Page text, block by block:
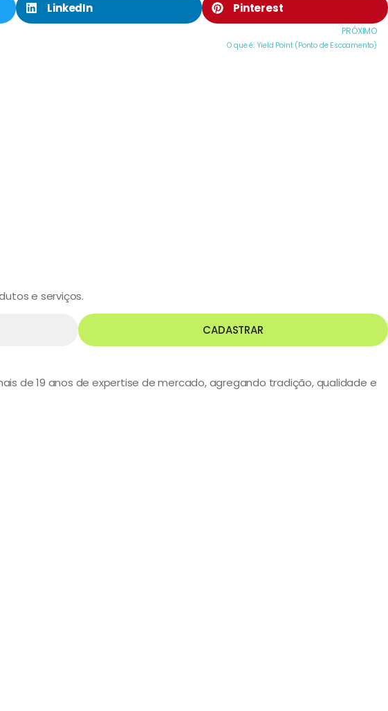
LinkedIn Pinterest
PRÓXIMO
O que é: Yield Point (Ponto de Escoamento)
e serviços.
CADASTRAR
de 19 anos de expertise de mercado, agregando tradição, qualidade e